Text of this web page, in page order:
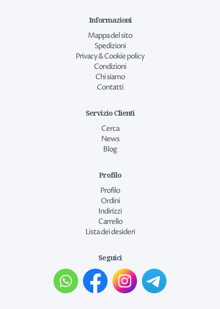
Informazioni
Mappa del sito
Spedizioni
Privacy & Cookie policy
Condizioni
Chi siamo
Contatti
Servizio Clienti
Cerca
News
Blog
Profilo
Profilo
Ordini
Indirizzi
Carrello
Lista dei desideri
Seguici